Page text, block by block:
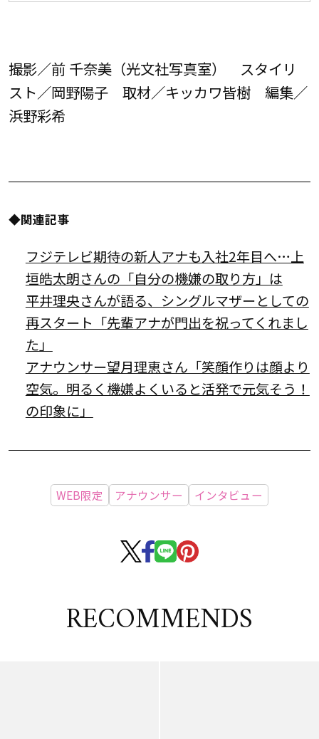
撮影／前 千奈美（光文社写真室） スタイリ
スト／岡野陽子 取材／キッカワ皆樹 編集／
浜野彩希
◆関連記事
フジテレビ期待の新人アナも入社2年目へ…上
垣皓太朗さんの「自分の機嫌の取り方」は
平井理央さんが語る、シングルマザーとしての
再スタート「先輩アナが門出を祝ってくれまし
た」
アナウンサー望月理恵さん「笑顔作りは顔より
空気。明るく機嫌よくいると活発で元気そう！
の印象に」
WEB限定 アナウンサー インタビュー
RECOMMENDS